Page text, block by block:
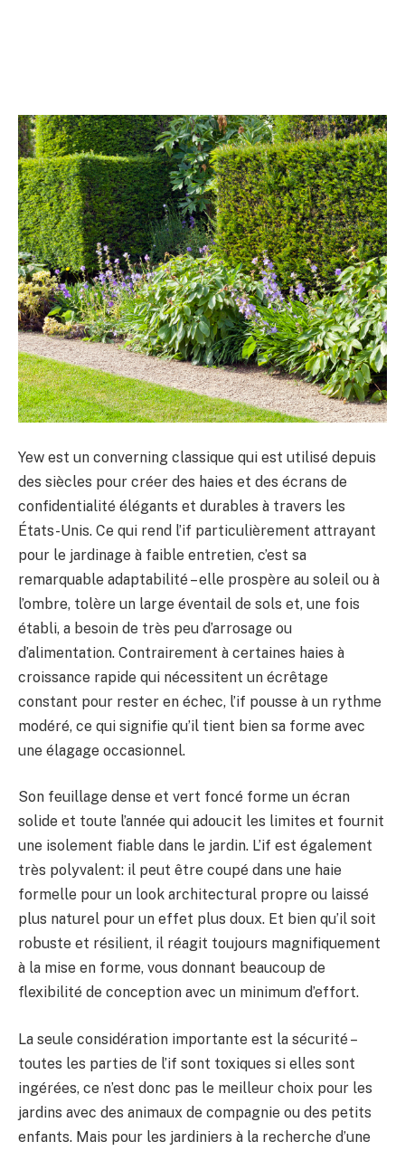
Yew est un converning classique qui est utilisé depuis
des siècles pour créer des haies et des écrans de
confidentialité élégants et durables à travers les
États-Unis. Ce qui rend l’if particulièrement attrayant
pour le jardinage à faible entretien, c’est sa
remarquable adaptabilité – elle prospère au soleil ou à
l’ombre, tolère un large éventail de sols et, une fois
établi, a besoin de très peu d’arrosage ou
d’alimentation. Contrairement à certaines haies à
croissance rapide qui nécessitent un écrêtage
constant pour rester en échec, l’if pousse à un rythme
modéré, ce qui signifie qu’il tient bien sa forme avec
une élagage occasionnel.
Son feuillage dense et vert foncé forme un écran
solide et toute l’année qui adoucit les limites et fournit
une isolement fiable dans le jardin. L’if est également
très polyvalent: il peut être coupé dans une haie
formelle pour un look architectural propre ou laissé
plus naturel pour un effet plus doux. Et bien qu’il soit
robuste et résilient, il réagit toujours magnifiquement
à la mise en forme, vous donnant beaucoup de
flexibilité de conception avec un minimum d’effort.
La seule considération importante est la sécurité –
toutes les parties de l’if sont toxiques si elles sont
ingérées, ce n’est donc pas le meilleur choix pour les
jardins avec des animaux de compagnie ou des petits
enfants. Mais pour les jardiniers à la recherche d’une